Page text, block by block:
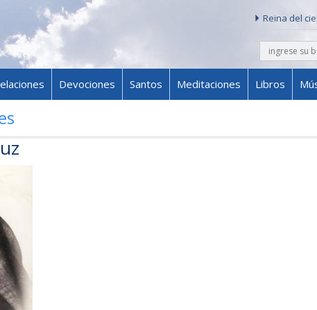
Reina del
buscar
Skip to content
Devociones Santos Meditaciones Libros